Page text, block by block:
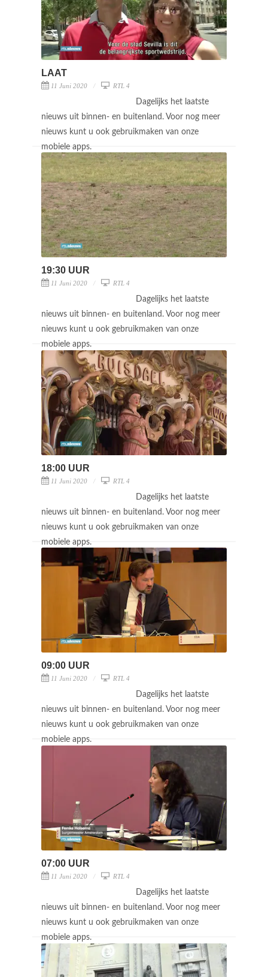
LAAT
11 Juni 2020 RTL 4
Dagelijks het laatste
nieuws uit binnen- en buitenland. Voor nog meer
nieuws kunt u ook gebruikmaken van onze
mobiele apps.
19:30 UUR
11 Juni 2020 RTL 4
Dagelijks het laatste
nieuws uit binnen- en buitenland. Voor nog meer
nieuws kunt u ook gebruikmaken van onze
mobiele apps.
18:00 UUR
11 Juni 2020 RTL 4
Dagelijks het laatste
nieuws uit binnen- en buitenland. Voor nog meer
nieuws kunt u ook gebruikmaken van onze
mobiele apps.
09:00 UUR
11 Juni 2020 RTL 4
Dagelijks het laatste
nieuws uit binnen- en buitenland. Voor nog meer
nieuws kunt u ook gebruikmaken van onze
mobiele apps.
07:00 UUR
11 Juni 2020 RTL 4
Dagelijks het laatste
nieuws uit binnen- en buitenland. Voor nog meer
nieuws kunt u ook gebruikmaken van onze
mobiele apps.